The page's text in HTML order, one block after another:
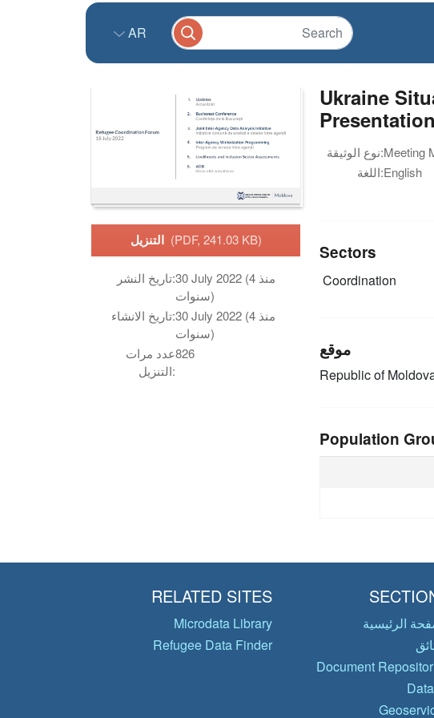
AR
التنزيل (PDF, 241.03 KB)
تاريخ النشر:30 July 2022 (منذ 4
سنوات)
تاريخ الانشاء:30 July 2022 (منذ 4
سنوات)
عدد مرات
التنزيل:
826
Ukraine
نوع الوثيقة:Meeting
اللغة:English
Sectors
Coordination
موقع
Republic of
Population
الرئيسية
Document
RELATED SITES
Microdata Library
Refugee Data Finder